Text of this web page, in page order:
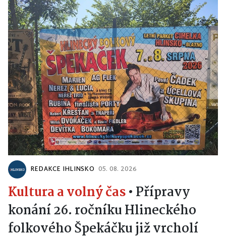
REDAKCE IHLINSKO 05. 08. 2026
Kultura a volný čas• Přípravy
konání 26. ročníku Hlineckého
folkového Špekáčku již vrcholí